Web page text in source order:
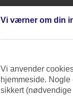
Vi værner om din
Vi anvender
hjemmeside.
sikkert